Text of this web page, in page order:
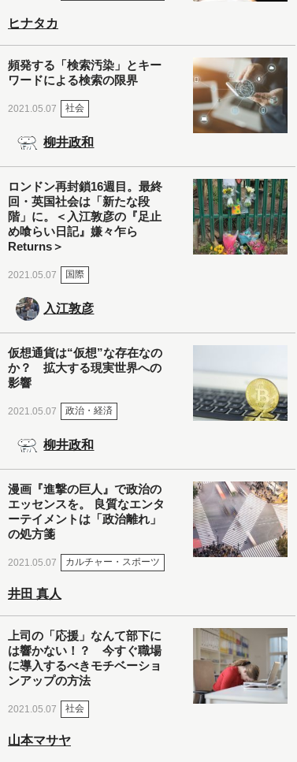
ヒナタカ
頻発する「検索汚染」とキー
ワードによる検索の限界
2021.05.07 社会
柳井政和
ロンドン再封鎖16週目。最終
回・英国社会は「新たな段
階」に。＜入江敦彦の『足止
め喰らい日記』嫌々乍ら
Returns＞
2021.05.07 国際
入江敦彦
仮想通貨は“仮想”な存在なの
か？ 拡大する現実世界への
影響
2021.05.07 政治・経済
柳井政和
漫画『進撃の巨人』で政治の
エッセンスを。 良質なエンタ
ーテイメントは「政治離れ」
の処方箋
2021.05.07 カルチャー・スポーツ
井田 真人
上司の「応援」なんて部下に
は響かない！？ 今すぐ職場
に導入するべきモチベーショ
ンアップの方法
2021.05.07 社会
山本マサヤ